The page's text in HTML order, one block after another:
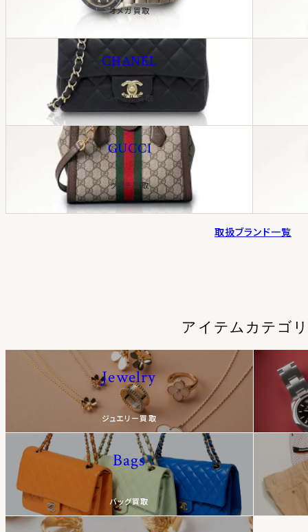
オメガ買取
CHANEL
シャネル買取
GUCCI
グッチ買取
取扱ブランド一覧
アイテムカテゴ
Jewelry
ジュエリー買取
Bags
バッグ買取